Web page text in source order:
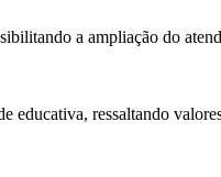
a ampliação do
educativa, ressaltando